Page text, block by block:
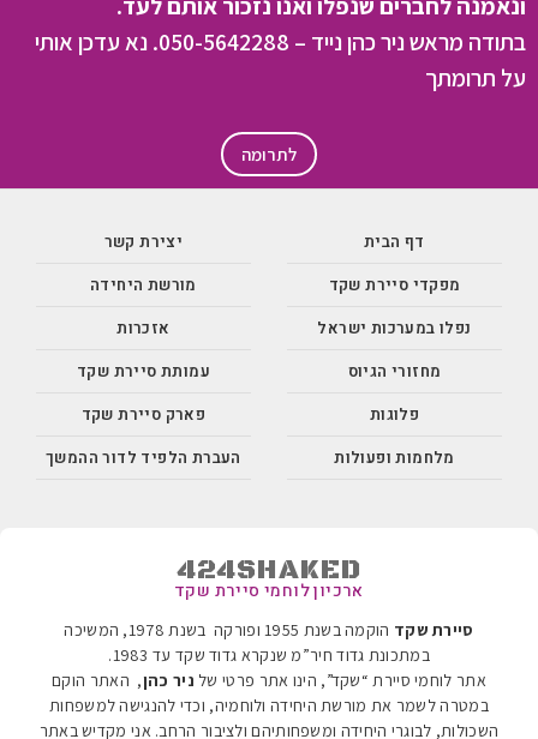
בתודה מראש ניר כהן נייד – 050-5642288. נא עדכן אותי
על תרומתך
לתרומה
דף הבית
מפקדי סיירת שקד
נפלו במערכות ישראל
מחזורי הגיוס
פלוגות
מלחמות ופעולות
יצירת קשר
מורשת היחידה
אזכרות
עמותת סיירת שקד
פארק סיירת שקד
העברת הלפיד לדור ההמשך
424SHAKED
ארכיון לוחמי סיירת שקד
סיירת שקד
הוקמה בשנת 1955 ופורקה בשנת 1978, המשיכה
במתכונת גדוד חיר”מ שנקרא גדוד שקד עד 1983
.
אתר לוחמי סיירת “שקד”, הינו אתר פרטי של ניר כהן, האתר הוקם
במטרה לשמר את מורשת היחידה ולוחמיה, וכדי להנגישה למשפחות
השכולות, לבוגרי היחידה ומשפחותיהם ולציבור הרחב. אני מקדיש באתר